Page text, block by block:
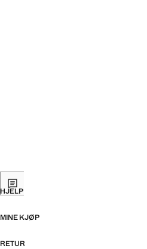
HJELP
MINE KJØP
RETUR